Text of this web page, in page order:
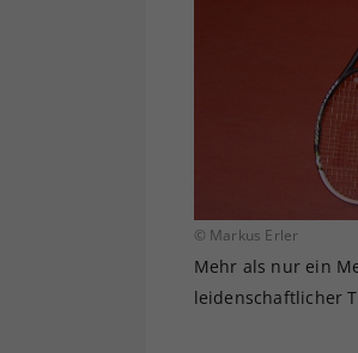
© Markus Erler
Mehr als nur ein
leidenschaftlicher